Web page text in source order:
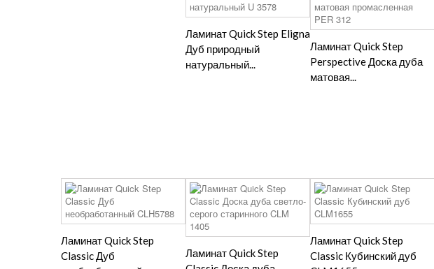
Ламинат Quick Step Eligna
Дуб природный
натуральный...
Ламинат Quick Step
Perspective Доска дуба
матовая...
Ламинат Quick Step
Classic Дуб
Ламинат Quick Step
Ламинат Quick Step
Classic Кубинский дуб